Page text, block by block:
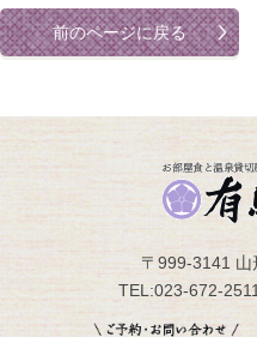
前のページに戻る
〒999-3141
TEL:023-672-